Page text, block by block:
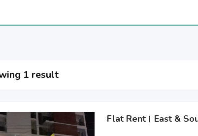
1 result
Flat Rent। East &